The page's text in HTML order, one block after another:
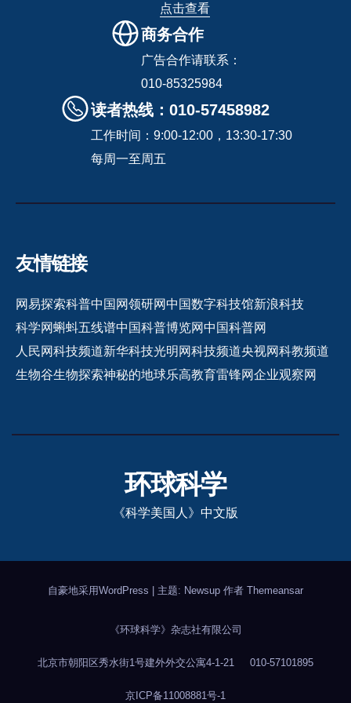
点击查看
商务合作
广告合作请联系：
010-85325984
读者热线：010-57458982
工作时间：9:00-12:00，13:30-17:30
每周一至周五
友情链接
网易探索科普中国网领研网中国数字科技馆新浪科技
科学网蝌蚪五线谱中国科普博览网中国科普网
人民网科技频道新华科技光明网科技频道央视网科教频道
生物谷生物探索神秘的地球乐高教育雷锋网企业观察网
环球科学
《科学美国人》中文版
自豪地采用WordPress 主题: Newsup 作者 Themeansar
《环球科学》杂志社有限公司
北京市朝阳区秀水街1号建外外交公寓4-1-21 010-57101895
京ICP备11008881号-1